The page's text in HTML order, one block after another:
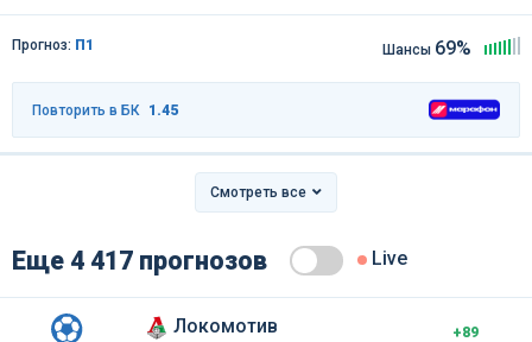
Прогноз: П1 Шансы 69%
Повторить в БК 1.45
Смотреть все
Еще 4 417 прогнозов Live
Локомотив
+89